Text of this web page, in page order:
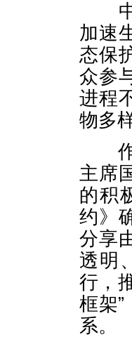
中
加速
态保
众参
进程
物多
作
主席
的积
约》
分享
透明
行，
框架
系。